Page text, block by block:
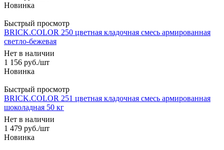
Быстрый просмотр
BRICK.COLOR 250 цветная кладочная смесь армированная
светло-бежевая
Нет в наличии
1 156 руб./шт
Быстрый просмотр
BRICK.COLOR 251 цветная кладочная смесь армированная
шоколадная 50 кг
Нет в наличии
1 479 руб./шт